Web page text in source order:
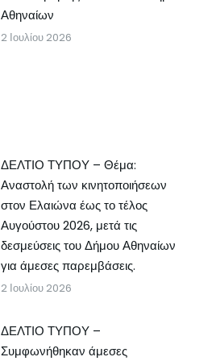
Αθηναίων
2 Ιουλίου 2026
ΔΕΛΤΙΟ ΤΥΠΟΥ – Θέμα:
Αναστολή των κινητοποιήσεων
στον Ελαιώνα έως το τέλος
Αυγούστου 2026, μετά τις
δεσμεύσεις του Δήμου Αθηναίων
για άμεσες παρεμβάσεις.
2 Ιουλίου 2026
ΔΕΛΤΙΟ ΤΥΠΟΥ –
Συμφωνήθηκαν άμεσες